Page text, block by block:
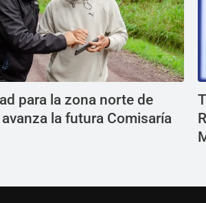
para la zona norte de
la futura Comisaría